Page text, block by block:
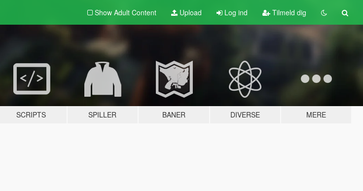
Show Adult Content Upload Log ind Tilmeld dig
SCRIPTS SPILLER BANER DIVERSE MERE